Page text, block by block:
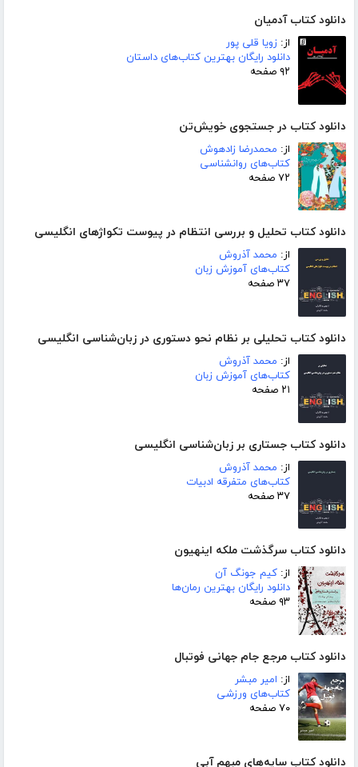
دانلود کتاب آدمیان
از: زویا قلی پور
دانلود رایگان بهترین کتاب‌های داستان
۹۲ صفحه
دانلود کتاب در جستجوی خویش‌تن
از: محمدرضا زادهوش
کتاب‌های روانشناسی
۷۲ صفحه
دانلود کتاب تحلیل و بررسی انتظام در پیوست تکواژهای انگلیسی
از: محمد آذروش
کتاب‌های آموزش زبان
۳۷ صفحه
دانلود کتاب تحلیلی بر نظام نحو دستوری در زبان‌شناسی انگلیسی
از: محمد آذروش
کتاب‌های آموزش زبان
۲۱ صفحه
دانلود کتاب جستاری بر زبان‌شناسی انگلیسی
از: محمد آذروش
کتاب‌های متفرقه ادبیات
۳۷ صفحه
دانلود کتاب سرگذشت ملکه اینهیون
از: کیم جونگ آن
دانلود رایگان بهترین رمان‌ها
۹۳ صفحه
دانلود کتاب مرجع جام جهانی فوتبال
از: امیر مبشر
کتاب‌های ورزشی
۷۰ صفحه
دانلود کتاب سایه‌های مبهم آبی